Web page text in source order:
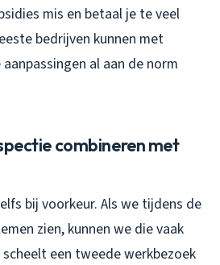
mis en betaal je te veel
bedrijven kunnen met
al aan de norm
combineren met
bij voorkeur. Als we tijdens de
zien, kunnen we die vaak
een tweede werkbezoek